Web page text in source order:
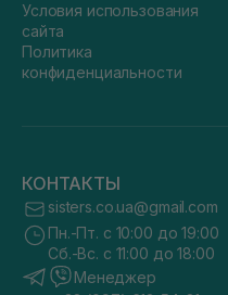
Условия использования
сайта
Политика
конфиденциальности
КОНТАКТЫ
sisters.co.ua@gmail.com
Пн.-Пт. с 10:00 до 19:00
Сб.-Вс. с 11:00 до 18:00
Менеджер